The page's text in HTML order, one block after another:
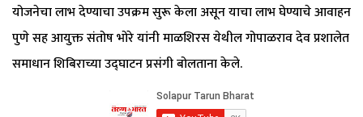
योजनेचा लाभ देण्याचा उपक्रम सुरू केला असून याचा लाभ घेण्याचे आवाहन
पुणे सह आयुक्त संतोष भोरे यांनी माळशिरस येथील गोपाळराव देव प्रशालेत
समाधान शिबिराच्या उद्घाटन प्रसंगी बोलताना केले.